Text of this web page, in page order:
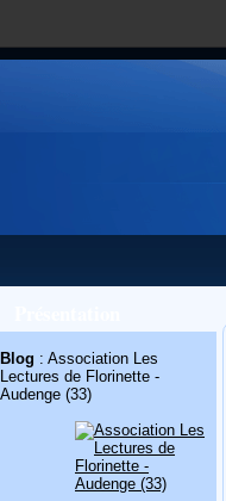
Blog : Association Les
Lectures de Florinette -
Audenge (33)